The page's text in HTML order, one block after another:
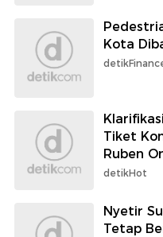
Kota
Tiket
Ruben
detikHot
Nyetir
Tetap